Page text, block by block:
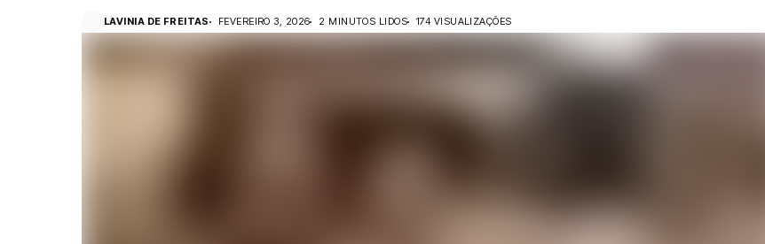
LAVINIA DE FREITAS FEVEREIRO 3, 2026 2 MINUTOS LIDOS 174 VISUALIZAÇÕES